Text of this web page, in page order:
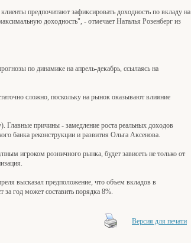
предпочитают зафиксировать доходность по вкладу на
доходность", - отмечает Наталья Розенберг из
по динамике на апрель-декабрь, ссылаясь на
сложно, поскольку на рынок оказывают влияние
Главные причины - замедление роста реальных доходов
банка реконструкции и развития Ольга Аксенова.
игроком розничного рынка, будет зависеть не только от
высказал предположение, что объем вкладов в
год может составить порядка 8%.
Версия для печати